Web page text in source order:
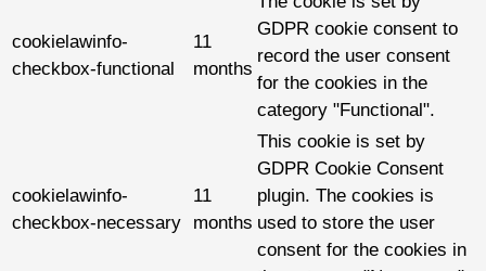
cookielawinfo-
checkbox-functional
11
months
GDPR cookie consent to
record the user consent
for the cookies in the
category "Functional".
cookielawinfo-
checkbox-necessary
11
months
This cookie is set by
GDPR Cookie Consent
plugin. The cookies is
used to store the user
consent for the cookies in